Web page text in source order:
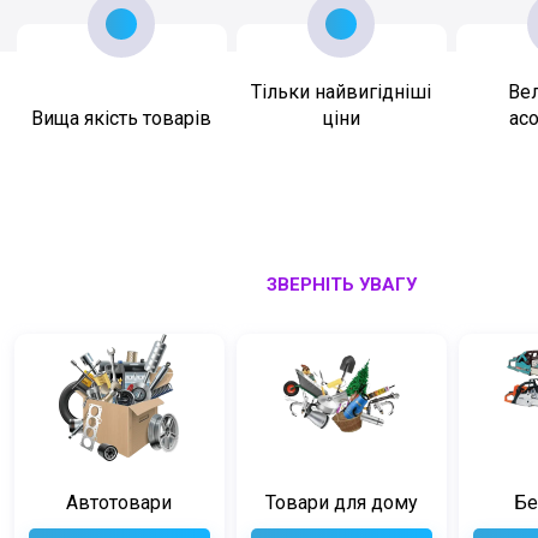
Вища якість товарів
Тільки найвигідніші
ціни
ЗВЕРНІТЬ УВАГУ
Автотовари Товари для дому